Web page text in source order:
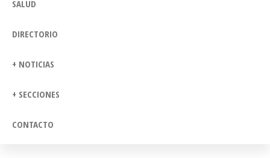
SALUD
DIRECTORIO
+ NOTICIAS
+ SECCIONES
CONTACTO